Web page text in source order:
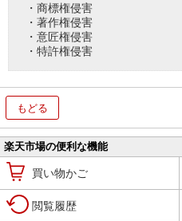
・商標権侵害
・著作権侵害
・意匠権侵害
・特許権侵害
もどる
楽天市場の便利な機能
買い物かご
閲覧履歴